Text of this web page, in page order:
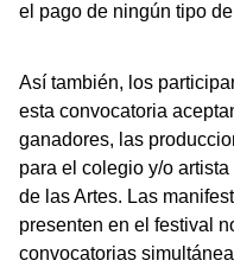
el pago de ningún tipo
Así también, los
esta convocatoria
ganadores, las
para el colegio y/o
de las Artes. Las
presenten en el festival
convocatorias